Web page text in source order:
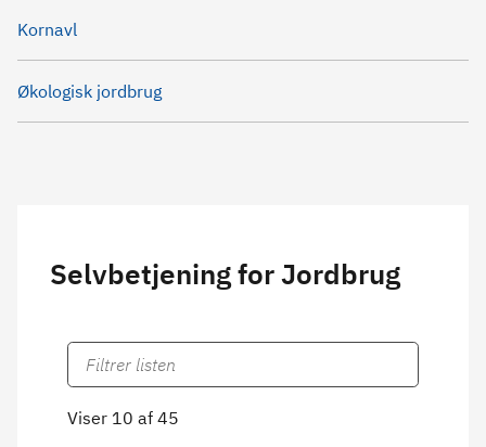
Kornavl
Økologisk jordbrug
Selvbetjening for Jordbrug
Viser 10 af 45